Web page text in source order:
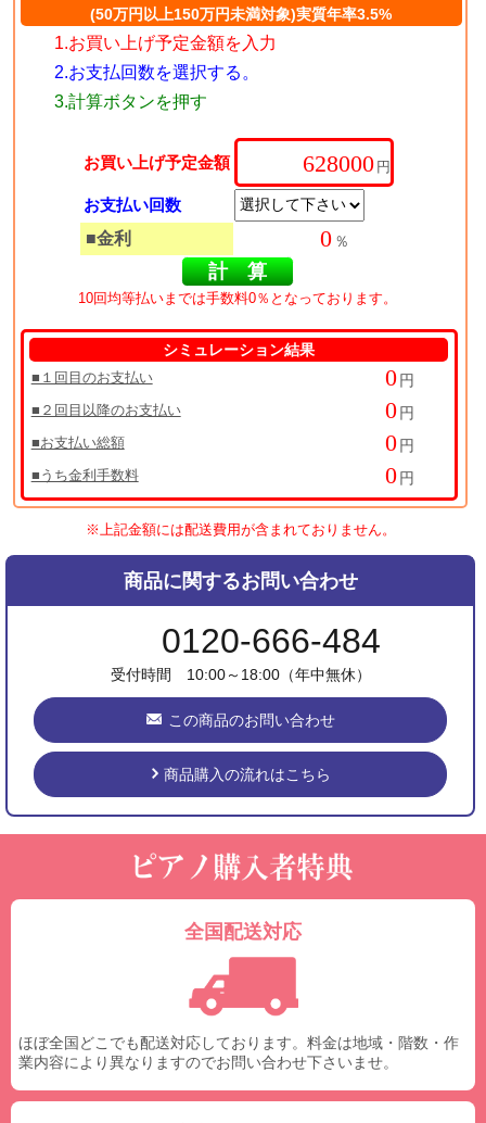
(50万円以上150万円未満対象)実質年率3.5%
1.お買い上げ予定金額を入力
2.お支払回数を選択する。
3.計算ボタンを押す
お買い上げ予定金額 円
お支払い回数
■金利
％
10回均等払いまでは手数料0％となっております。
シミュレーション結果
■１回目のお支払い 円
■２回目以降のお支払い 円
■お支払い総額 円
■うち金利手数料 円
※上記金額には配送費用が含まれておりません。
商品に関するお問い合わせ
0120-666-484
受付時間 10:00～18:00（年中無休）
この商品のお問い合わせ
商品購入の流れはこちら
全国配送対応
ほぼ全国どこでも配送対応しております。料金は地域・階数・作
業内容により異なりますのでお問い合わせ下さいませ。